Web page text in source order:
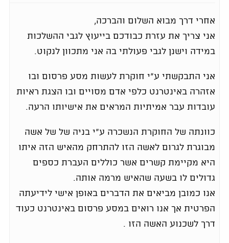
אחרי דרך מבוא השלום והברכה,
אני צריך את עזרת כבודכם בייעוץ לגבי ההשלכות
במידה וישנן לגבי פעולתי בה אני מתכוון לנקוט.
אני התבקשתי ע"י חוקרת לעשות מסע פרסום ובו
אזהרה באינטרנט כלפי אדם מסויים ובו הצגת ראיות
עובדות עבר אמיתיות המראים את אישיותו הרעה.
כוונתה של החוקרת הנשכרה ע"י בניה של של אשה
מבוגרת לגרום לאשה הזו להתרחק מהאיש הזה איתו
היא מקיימת קשרים אשר כוללים העברת כספים
גדולים לו בשעה שהאיש מרמה אותה.
אנו כמובן מביאים את הדברים באופן אישי לידיעתה
הפרטית אך אנו רואים במסע פרסום באינטרנט כעוד
דרך לשכנוע האשה הזו .